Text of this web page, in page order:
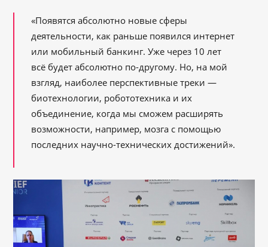
«Появятся абсолютно новые сферы
деятельности, как раньше появился интернет
или мобильный банкинг. Уже через 10 лет
всё будет абсолютно по-другому. Но, на мой
взгляд, наиболее перспективные треки —
биотехнологии, робототехника и их
объединение, когда мы сможем расширять
возможности, например, мозга с помощью
последних научно-технических достижений».